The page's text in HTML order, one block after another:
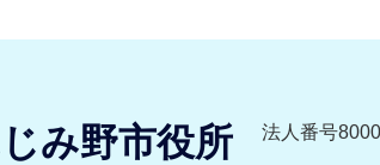
み野市役所 法人番号